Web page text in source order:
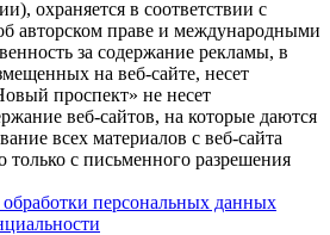
охраняется в соответствии с
авторском праве и международными
за содержание рекламы, в
на веб-сайте, несет
проспект» не несет
веб-сайтов, на которые даются
всех материалов с веб-сайта
только с письменного разрешения
персональных данных